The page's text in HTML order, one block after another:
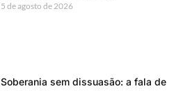
5 de agosto de 2026
Soberania sem dissuasão: a fala de